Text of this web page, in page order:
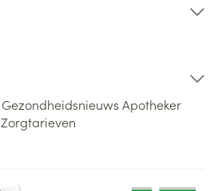
Gezondheidsnieuws Apotheker
Zorgtarieven